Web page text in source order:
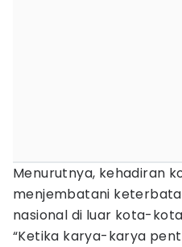
Menurutnya, kehadiran
menjembatani
nasional di luar kota-
“Ketika karya-karya